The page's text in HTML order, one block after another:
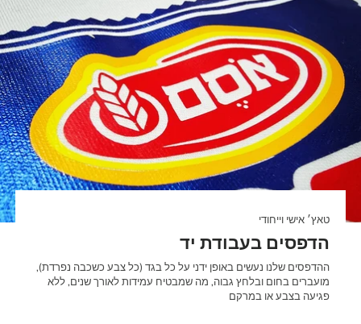
טאץ׳ אישי וייחודי
הדפסים בעבודת יד
ההדפסים שלנו נעשים באופן ידני על כל בגד (כל צבע כשכבה נפרדת),
מועברים בחום ובלחץ גבוה, מה שמבטיח עמידות לאורך שנים, ללא
פגיעה בצבע או במרקם